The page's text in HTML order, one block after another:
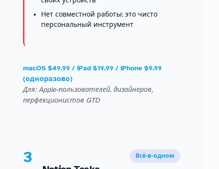
Нет совместной работы: это чисто
персональный инструмент
macOS $49.99 / iPad $19.99 / iPhone $9.99
(одноразово)
Для: Apple-пользователей, дизайнеров,
перфекционистов GTD
3 Всё-в-одном